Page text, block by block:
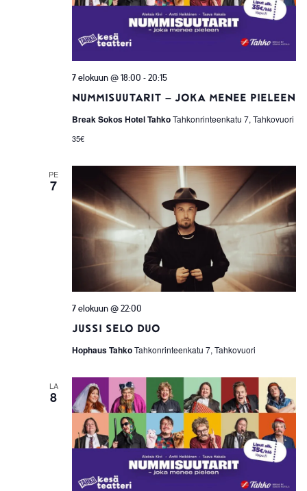
Nummisuutarit – joka menee pieleen
7 elokuun @ 18:00 -20:15
Break Sokos Hotel TahkoTahkonrinteenkatu 7, Tahkovuori
35€
PE
7
Jussi Selo Duo
7 elokuun @ 22:00
Hophaus TahkoTahkonrinteenkatu 7, Tahkovuori
LA
8